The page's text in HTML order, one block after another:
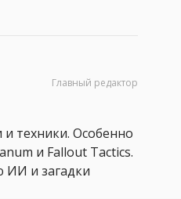
Главный редактор
техники. Особенно
и Fallout Tactics.
ИИ и загадки